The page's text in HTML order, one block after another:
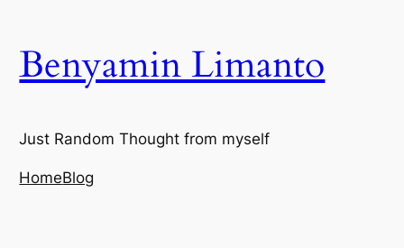
content
Benyamin Limanto
Just Random Thought from myself
HomeBlog